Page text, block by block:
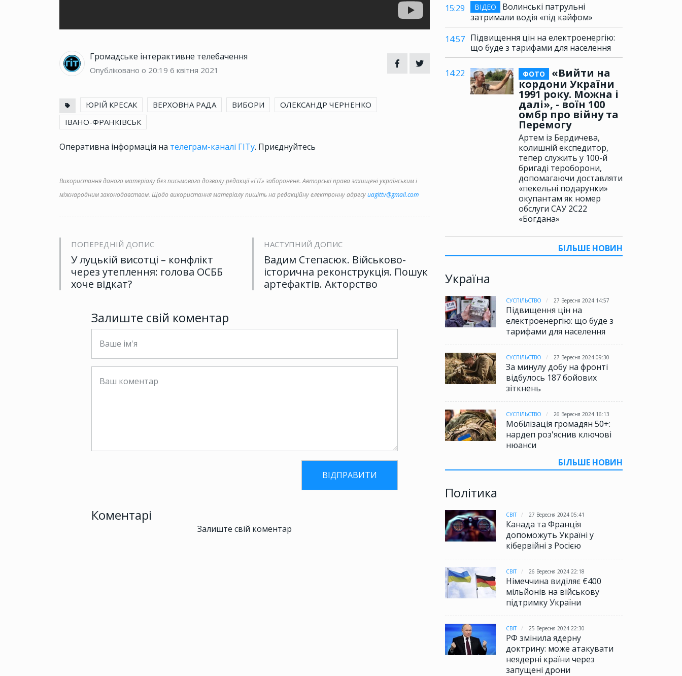
15:29
ВІДЕО
Волинські патрульні
затримали водія «під кайфом»
14:57 Підвищення цін на електроенергію:
що буде з тарифами для населення
14:22 ФОТО
«Вийти на
кордони України
1991 року. Можна і
далі», - воїн 100
омбр про війну та
Перемогу
Артем із Бердичева,
колишній експедитор,
тепер служить у 100-й
бригаді тероборони,
допомагаючи доставляти
«пекельні подарунки»
окупантам як номер
обслуги САУ 2С22
«Богдана»
БІЛЬШЕ НОВИН
Україна
СУСПІЛЬСТВО 27 Вересня 2024 14:57
Підвищення цін на
електроенергію: що буде з
тарифами для населення
СУСПІЛЬСТВО 27 Вересня 2024 09:30
За минулу добу на фронті
відбулось 187 бойових
зіткнень
СУСПІЛЬСТВО 26 Вересня 2024 16:13
Мобілізація громадян 50+:
нардеп роз'яснив ключові
нюанси
БІЛЬШЕ НОВИН
Політика
СВІТ 27 Вересня 2024 05:41
Канада та Франція
допоможуть Україні у
кібервійні з Росією
СВІТ 26 Вересня 2024 22:18
Німеччина виділяє €400
мільйонів на військову
підтримку України
СВІТ 25 Вересня 2024 22:30
РФ змінила ядерну
доктрину: може атакувати
неядерні країни через
запущені дрони
Громадське інтерактивне телебачення
Опубліковано о 20:19 6 квітня 2021
ЮРІЙ КРЕСАК ВЕРХОВНА РАДА ВИБОРИ
ОЛЕКСАНДР ЧЕРНЕНКО
ІВАНО-ФРАНКІВСЬК
Оперативна інформація на телеграм-каналі ГІТу. Приєднуйтесь
Використання даного матеріалу без письмового дозволу редакції «ГІТ» заборонене. Авторські права захищені українським і
міжнародним законодавством. Щодо використання матеріалу пишіть на редакційну електронну адресуuagittv@gmail.com
ПОПЕРЕДНІЙ ДОПИС
У луцькій висотці – конфлікт
через утеплення: голова ОСББ
хоче відкат?
НАСТУПНИЙ ДОПИС
Вадим Степасюк. Військово-
історична реконструкція. Пошук
артефактів. Акторство
Залиште свій коментар
Коментарі
Залиште свій коментар